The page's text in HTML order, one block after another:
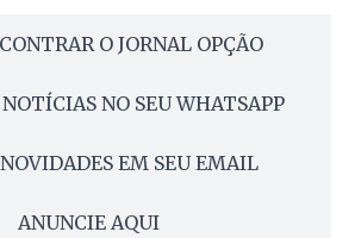
O JORNAL OPÇÃO
NO SEU WHATSAPP
EM SEU EMAIL
ANUNCIE AQUI